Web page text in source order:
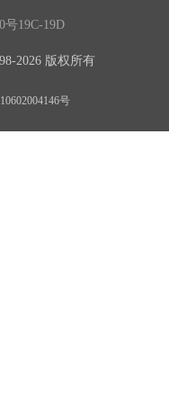
19C-19D
2026 版权所有
号